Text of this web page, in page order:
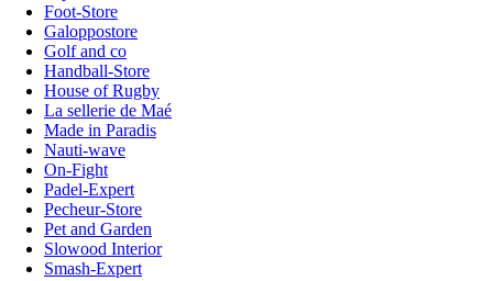
Foot-Store
Galoppostore
Golf and co
Handball-Store
House of Rugby
La sellerie de Maé
Made in Paradis
Nauti-wave
On-Fight
Padel-Expert
Pecheur-Store
Pet and Garden
Slowood Interior
Smash-Expert